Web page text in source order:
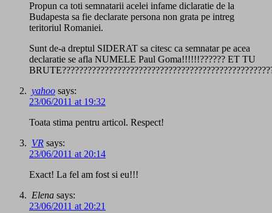
Propun ca toti semnatarii acelei infame diclaratie de la
Budapesta sa fie declarate persona non grata pe intreg
teritoriul Romaniei.
Sunt de-a dreptul SIDERAT sa citesc ca semnatar pe acea
declaratie se afla NUMELE Paul Goma!!!!!!?????? ET TU
yahoo says:
23/06/2011 at 19:32
Toata stima pentru articol. Respect!
VR says:
23/06/2011 at 20:14
Exact! La fel am fost si eu!!!
Elena says:
23/06/2011 at 20:21